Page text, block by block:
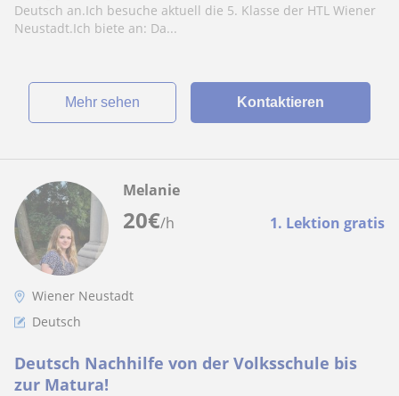
Deutsch an.Ich besuche aktuell die 5. Klasse der HTL Wiener
Neustadt.Ich biete an: Da...
Mehr sehen Kontaktieren
20€/h 1. Lektion gratis
Melanie
Wiener Neustadt
Deutsch
Deutsch Nachhilfe von der Volksschule bis
zur Matura!